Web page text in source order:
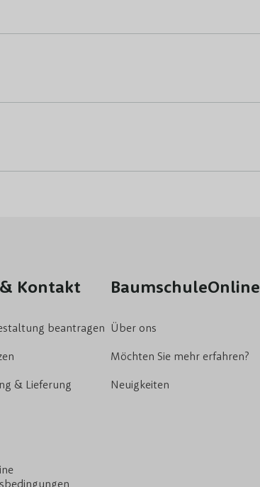
Kontakt
beantragen
& Lieferung
BaumschuleOnline
Über ons
Möchten Sie mehr erfahren?
Neuigkeiten